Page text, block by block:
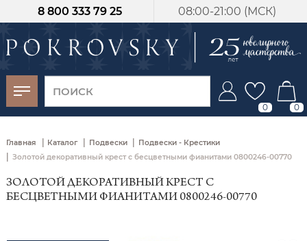
08:00-21:00 (МСК)
8 800 333 79 25
0 0
Главная | Каталог | Подвески | Подвески - Крестики
| Золотой декоративный крест с бесцветными фианитами 0800246-00770
ЗОЛОТОЙ ДЕКОРАТИВНЫЙ КРЕСТ С
БЕСЦВЕТНЫМИ ФИАНИТАМИ 0800246-00770
-30%
от 15 дней с
момента оплаты